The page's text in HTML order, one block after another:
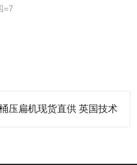
=7
压扁机现货直供 英国技术